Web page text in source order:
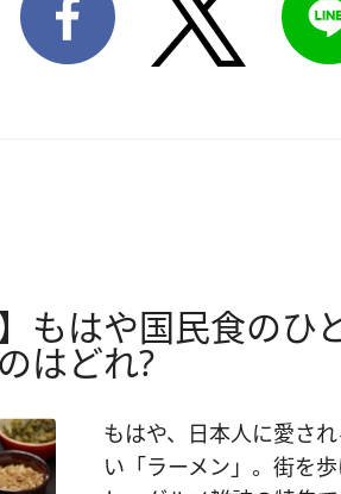
】もはや国民食の
はどれ?
もはや、日本人に愛さ
い「ラーメン」。街を